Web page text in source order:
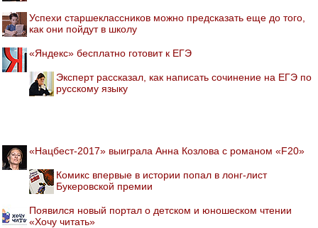
Успехи старшеклассников можно предсказать еще до того,
как они пойдут в школу
«Яндекс» бесплатно готовит к ЕГЭ
Эксперт рассказал, как написать сочинение на ЕГЭ по
русскому языку
«Нацбест-2017» выиграла Анна Козлова с романом «F20»
Комикс впервые в истории попал в лонг-лист
Букеровской премии
Появился новый портал о детском и юношеском чтении
«Хочу читать»